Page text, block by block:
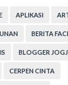
APLIKASI
BERITA
BLOGGER
CERPEN CINTA